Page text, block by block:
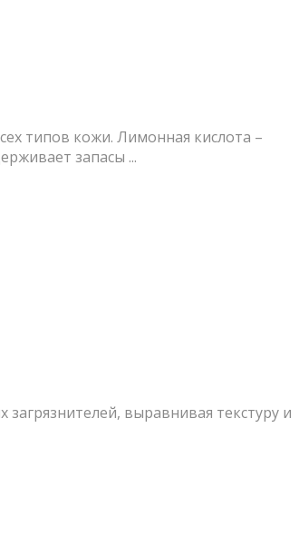
типов кожи. Лимонная кислота –
запасы ...
выравнивая текстуру и